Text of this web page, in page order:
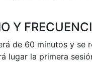
Y
de 60 minutos y se
lugar la primera